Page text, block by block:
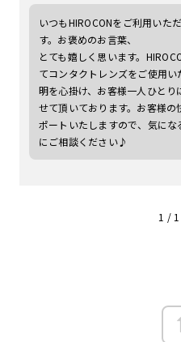
いつもHIROCONをご利用いた
す。お褒めのお言葉、
とても嬉しく思います。
てコンタクトレンズをご使用
明を心掛け、お客様一人ひと
せて頂いております。お客様の
ポートいたしますので、気に
にご相談ください♪
1 / 1